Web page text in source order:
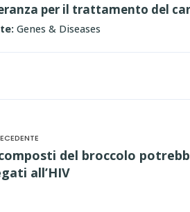
per il trattamento del
Genes & Diseases
del broccolo
all’HIV